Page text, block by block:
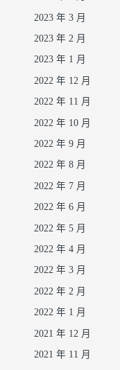
2023 年 3 月
2023 年 2 月
2023 年 1 月
2022 年 12 月
2022 年 11 月
2022 年 10 月
2022 年 9 月
2022 年 8 月
2022 年 7 月
2022 年 6 月
2022 年 5 月
2022 年 4 月
2022 年 3 月
2022 年 2 月
2022 年 1 月
2021 年 12 月
2021 年 11 月